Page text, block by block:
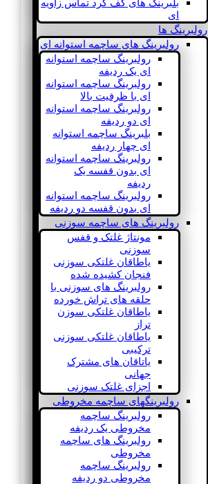
بلبرینگ های کف گرد تماس زاویه
ای
رولبرینگ ها
رولبرینگ های ساچمه استوانه ای
رولبرینگ ساچمه استوانه
ای یک ردیفه
رولبرینگ ساچمه استوانه
ای با ظرفیت بالا
رولبرینگ ساچمه استوانه
ای دو ردیفه
بلبرینگ ساچمه استوانه
ای چهار ردیفه
رولبرینگ ساچمه استوانه
ای بدون قفسه یک
ردیفه
رولبرینگ ساچمه استوانه
ای بدون قفسه دو ردیفه
رولبرینگ های ساچمه سوزنی
مونتاژ غلتک و قفس
سوزنی
یاطاقان غلتکی سوزنی
فنجان کشیده شده
رولبرینگ های سوزنی با
حلقه های تراش خورده
یاطاقان غلتکی سوزن
تراز
یاطاقان غلتکی سوزنی
ترکیبی
یاتاقان های مشترک
جهانی
اجزای غلتک سوزنی
رولبرینگهای ساچمه مخروطی
رولبرینگ ساچمه
مخروطی یک ردیفه
رولبرینگ های ساچمه
مخروطی
رولبرینگ ساچمه
مخروطی دو ردیفه